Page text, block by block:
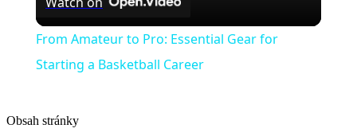
From Amateur to Pro: Essential Gear for
Starting a Basketball Career
Obsah stránky